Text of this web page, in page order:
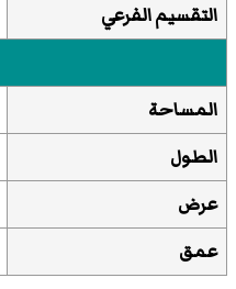
التقسيم الفرعي
المساحة
الطول
عرض
عمق